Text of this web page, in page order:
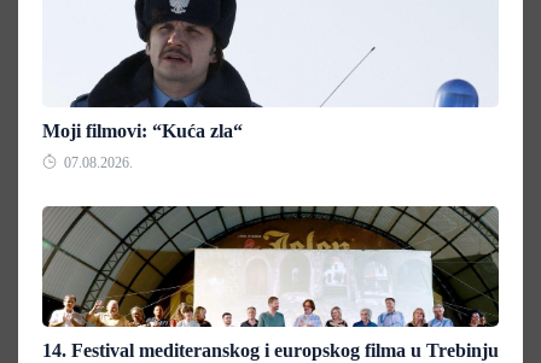
Moji filmovi: “Kuća zla“
07.08.2026.
14. Festival mediteranskog i europskog filma u Trebinju